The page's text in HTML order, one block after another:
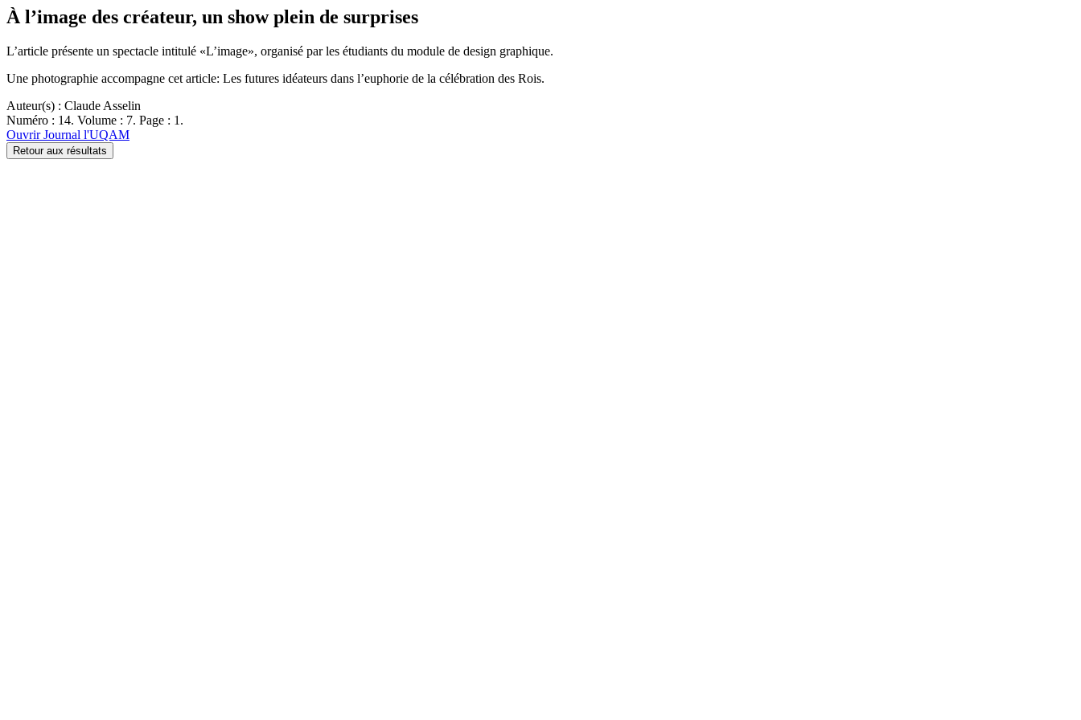
À l’image des créateur, un show plein de surprises
L’article présente un spectacle intitulé «L’image», organisé par les étudiants du module de design graphique.
Une photographie accompagne cet article: Les futures idéateurs dans l’euphorie de la célébration des Rois.
Auteur(s) : Claude Asselin
Numéro : 14. Volume : 7. Page : 1.
Ouvrir Journal l'UQAM
Retour aux résultats